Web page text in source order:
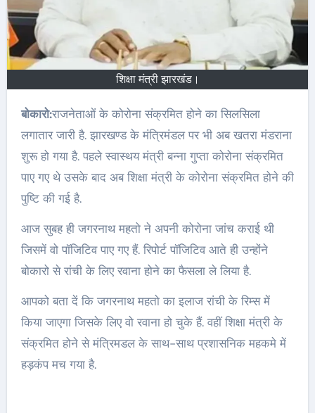
शिक्षा मंत्री झारखंड।
बोकारो:राजनेताओं के कोरोना संक्रमित होने का सिलसिला
लगातार जारी है. झारखण्ड के मंत्रिमंडल पर भी अब खतरा मंडराना
शुरू हो गया है. पहले स्वास्थय मंत्री बन्ना गुप्ता कोरोना संक्रमित
पाए गए थे उसके बाद अब शिक्षा मंत्री के कोरोना संक्रमित होने की
पुष्टि की गई है.
आज सुबह ही जगरनाथ महतो ने अपनी कोरोना जांच कराई थी
जिसमें वो पॉजिटिव पाए गए हैं. रिपोर्ट पॉजिटिव आते ही उन्होंने
बोकारो से रांची के लिए रवाना होने का फैसला ले लिया है.
आपको बता दें कि जगरनाथ महतो का इलाज रांची के रिम्स में
किया जाएगा जिसके लिए वो रवाना हो चुके हैं. वहीं शिक्षा मंत्री के
संक्रमित होने से मंत्रिमडल के साथ-साथ प्रशासनिक महकमे में
हड़कंप मच गया है.